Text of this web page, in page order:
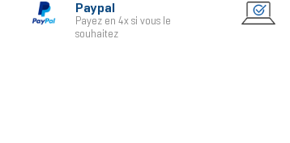
Paypal
Payez en 4x si vous le
souhaitez